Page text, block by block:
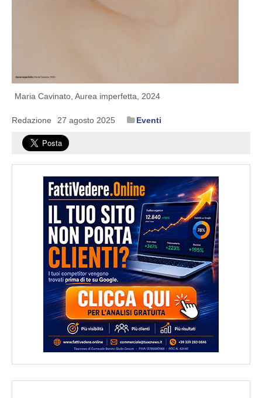
Maria Cavinato, Aurea imperfetta, 2024
Redazione 27 agosto 2025 Eventi